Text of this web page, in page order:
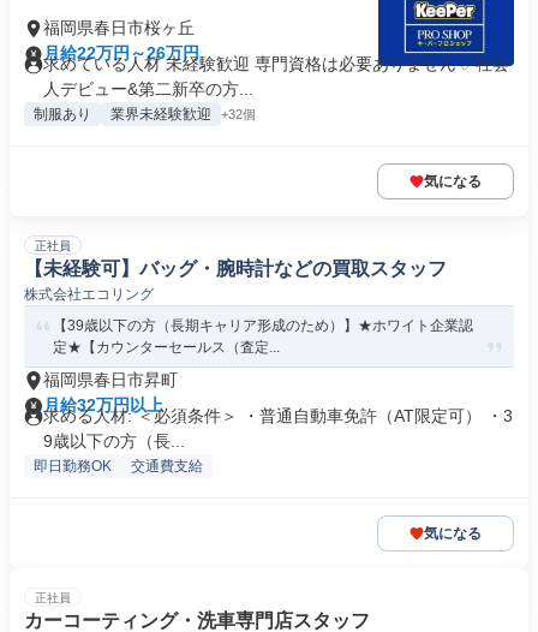
福岡県春日市桜ヶ丘
月給22万円～26万円
求めている人材 未経験歓迎 専門資格は必要ありません ✅社会
人デビュー&第二新卒の方...
制服あり 業界未経験歓迎 +32個
気になる
正社員
【未経験可】バッグ・腕時計などの買取スタッフ
株式会社エコリング
【39歳以下の方（長期キャリア形成のため）】★ホワイト企業認
定★【カウンターセールス（査定...
福岡県春日市昇町
月給32万円以上
求める人材: ＜必須条件＞ ・普通自動車免許（AT限定可） ・3
9歳以下の方（長...
即日勤務OK 交通費支給
気になる
正社員
カーコーティング・洗車専門店スタッフ